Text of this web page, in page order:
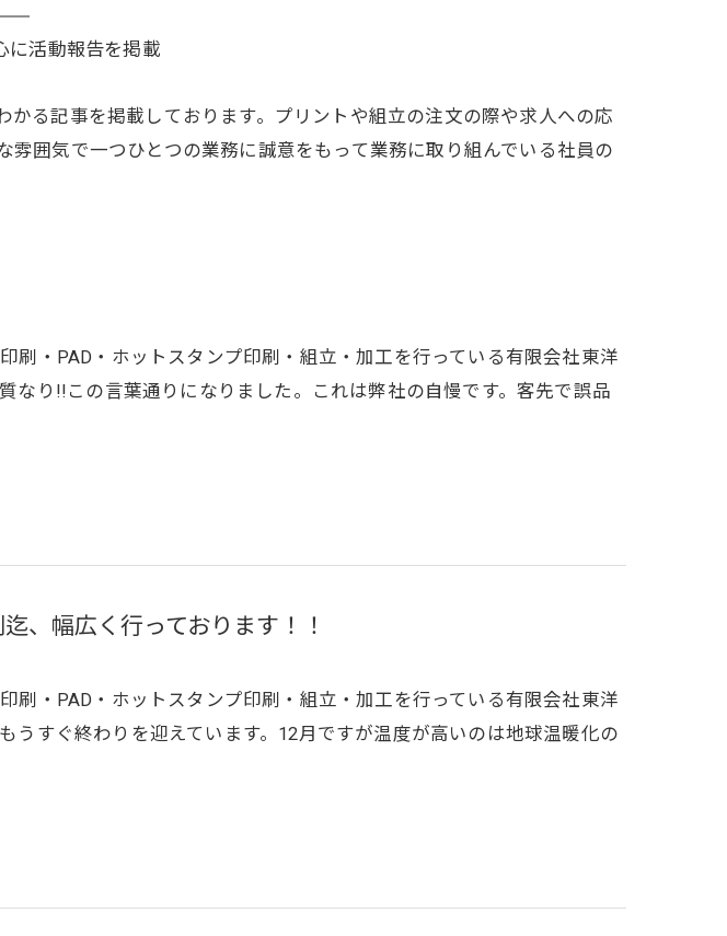
に活動報告を掲載
る記事を掲載しております。プリントや組立の注文の際や求人への応
囲気で一つひとつの業務に誠意をもって業務に取り組んでいる社員の
刷・PAD・ホットスタンプ印刷・組立・加工を行っている有限会社東洋
なり!!この言葉通りになりました。これは弊社の自慢です。客先で誤品
、幅広く行っております！！
刷・PAD・ホットスタンプ印刷・組立・加工を行っている有限会社東洋
うすぐ終わりを迎えています。12月ですが温度が高いのは地球温暖化の